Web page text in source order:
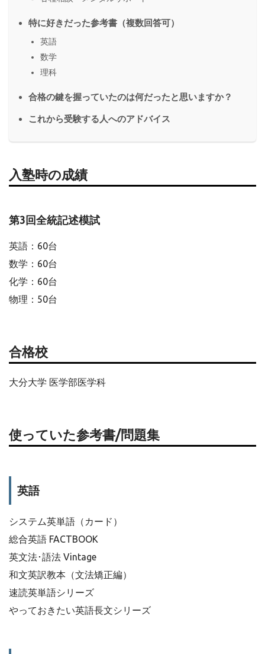
特に好きだった参考書（複数回答可）
英語
数学
理科
合格の鍵を握っていたのは何だったと思いますか？
これから受験する人へのアドバイス
入塾時の成績
第3回全統記述模試
英語：60台
数学：60台
化学：60台
物理：50台
合格校
大分大学 医学部医学科
使っていた参考書/問題集
英語
システム英単語（カード）
総合英語 FACTBOOK
英文法･語法 Vintage
和文英訳教本（文法矯正編）
速読英単語シリーズ
やっておきたい英語長文シリーズ